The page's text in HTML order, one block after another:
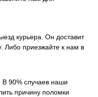
курьера. Он доставит
Либо приезжайте к нам в
В 90% случаев наши
причину поломки